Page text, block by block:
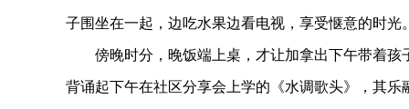
子围坐在一起，边吃水果边看电视，享受惬意的时光
傍晚时分，晚饭端上桌，才让加拿出下午带着孩
背诵起下午在社区分享会上学的《水调歌头》，其